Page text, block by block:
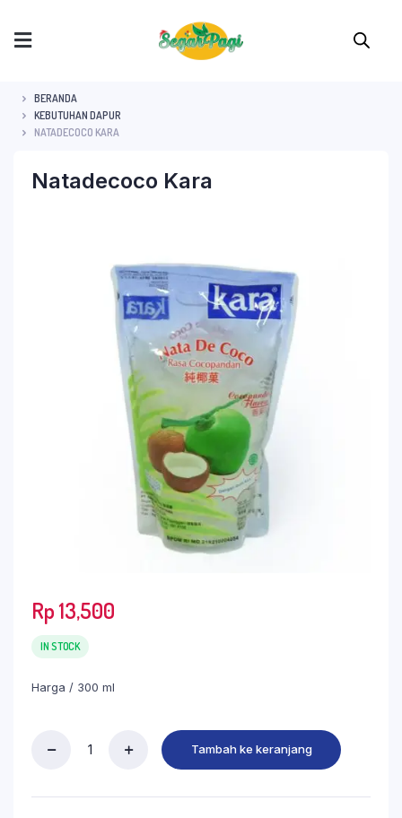
BERANDA
KEBUTUHAN DAPUR
NATADECOCO KARA
Natadecoco Kara
Rp13,500
IN STOCK
Harga / 300 ml
Tambah ke keranjang